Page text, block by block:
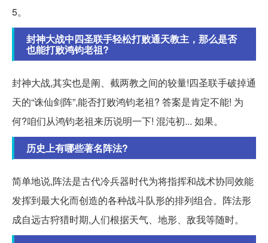
5。
封神大战中四圣联手轻松打败通天教主，那么是否
也能打败鸿钧老祖?
封神大战,其实也是阐、截两教之间的较量!四圣联手破掉通
天的“诛仙剑阵”,能否打败鸿钧老祖? 答案是肯定不能! 为
何?咱们从鸿钧老祖来历说明一下! 混沌初... 如果。
历史上有哪些著名阵法?
简单地说,阵法是古代冷兵器时代为将指挥和战术协同效能
发挥到最大化而创造的各种战斗队形的排列组合。阵法形
成自远古狩猎时期,人们根据天气、地形、敌我等随时。